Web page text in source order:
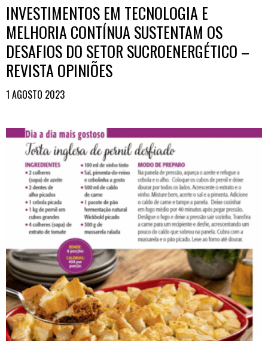
INVESTIMENTOS EM TECNOLOGIA E
MELHORIA CONTÍNUA SUSTENTAM OS
DESAFIOS DO SETOR SUCROENERGÉTICO –
REVISTA OPINIÕES
1 AGOSTO 2023